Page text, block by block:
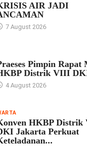
AIR JADI
7 August 2026
Pimpin Rapat
Distrik VIII
4 August 2026
HKBP
Jakarta Perkuat